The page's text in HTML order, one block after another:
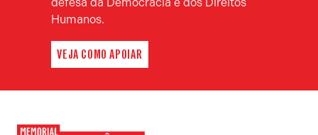
Humanos.
VEJA COMO APOIAR